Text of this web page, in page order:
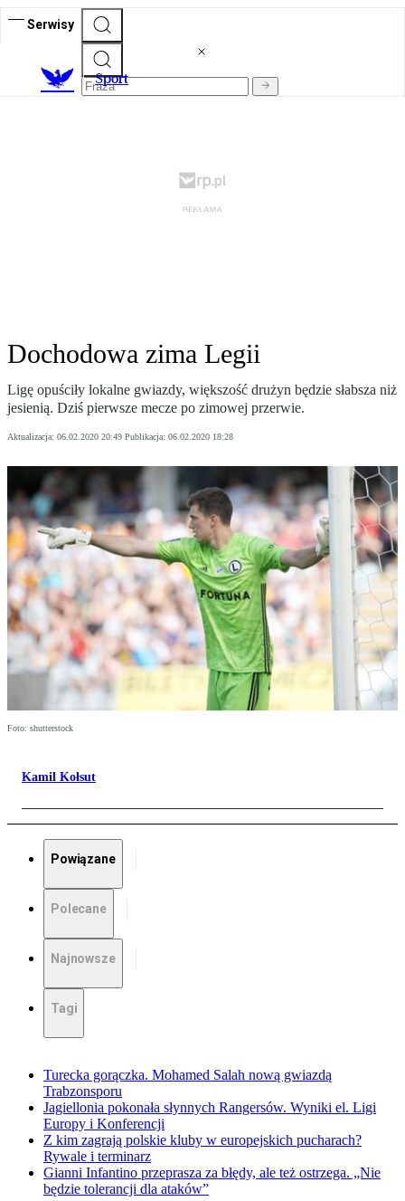
Serwisy
Sport
Dochodowa zima Legii
Ligę opuściły lokalne gwiazdy, większość drużyn będzie słabsza niż
jesienią. Dziś pierwsze mecze po zimowej przerwie.
Aktualizacja: 06.02.2020 20:49 Publikacja: 06.02.2020 18:28
Foto: shutterstock
Kamil Kołsut
Powiązane
Polecane
Najnowsze
Tagi
Turecka gorączka. Mohamed Salah nową gwiazdą
Trabzonsporu
Jagiellonia pokonała słynnych Rangersów. Wyniki el. Ligi
Europy i Konferencji
Z kim zagrają polskie kluby w europejskich pucharach?
Rywale i terminarz
Gianni Infantino przeprasza za błędy, ale też ostrzega. „Nie
będzie tolerancji dla ataków”